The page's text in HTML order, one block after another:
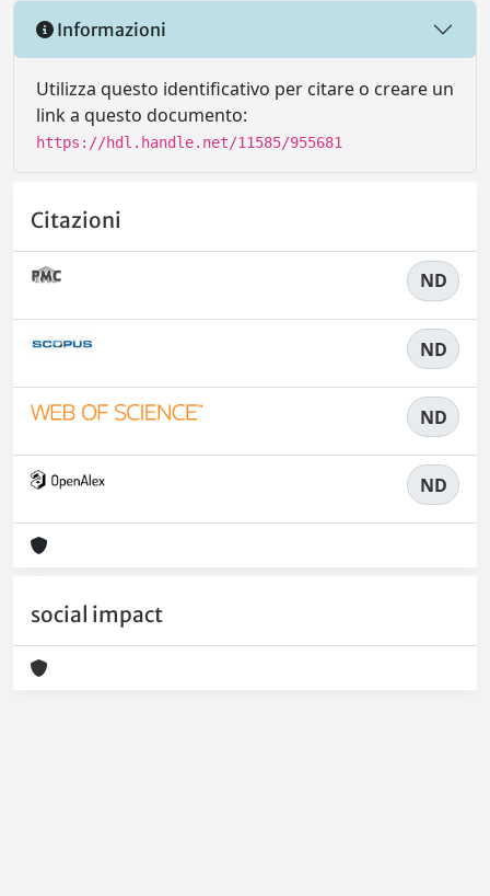
Informazioni
Utilizza questo identificativo per citare o creare un
link a questo documento:
https://hdl.handle.net/11585/955681
Citazioni
ND
ND
ND
ND
social impact